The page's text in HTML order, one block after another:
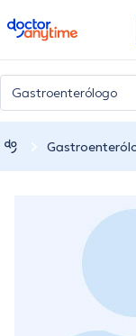
doctoranytime